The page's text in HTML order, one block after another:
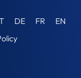
DE FR
EN